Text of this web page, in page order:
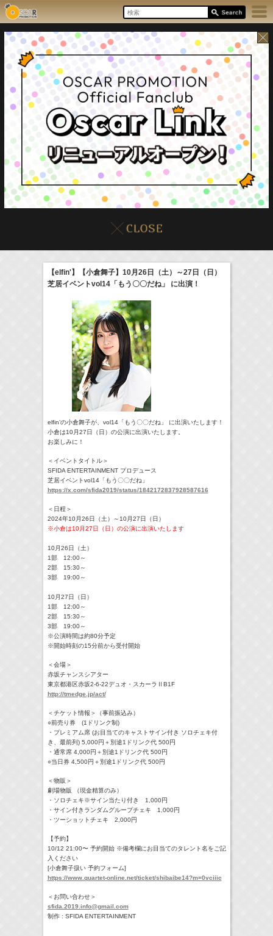
本日の出演情報8/6(Thu) イベント販売情報
> More
【elfin'】【小倉舞子】10月26日（土）～27日（日）
芝居イベントvol14「もう〇〇だね」 に出演！
elfin’の小倉舞子が、vol14「もう〇〇だね」 に出演いたします！
小倉は10月27日（日）の公演に出演いたします。
お楽しみに！
＜イベントタイトル＞
SFIDA ENTERTAINMENT プロデュース
芝居イベントvol14「もう〇〇だね」
https://x.com/sfida2019/status/1842172837928587616
＜日程＞
2024年10月26日（土）～10月27日（日）
※小倉は10月27日（日）の公演に出演いたします
10月26日（土）
1部 12:00～
2部 15:30～
3部 19:00～
10月27日（日）
1部 12:00～
2部 15:30～
3部 19:00～
※公演時間は約80分予定
※開始時刻の15分前から受付開始
＜会場＞
赤坂チャンスシアター
東京都港区赤坂2-6-22デュオ・スカーラⅡB1F
http://tmedge.jp/act/
＜チケット情報＞（事前振込み）
○前売り券 (1ドリンク制)
・プレミアム席 (お目当てのキャストサイン付き ソロチェキ付
き、最前列) 5,000円＋別途1ドリンク代 500円
・通常席 4,000円＋別途1ドリンク代 500円
○当日券 4,500円＋別途1ドリンク代 500円
＜物販＞
劇場物販 （現金精算のみ）
・ソロチェキ※サイン当たり付き 1,000円
・サイン付きランダムグループチェキ 1,000円
・ツーショットチェキ 2,000円
【予約】
10/12 21:00〜 予約開始 ※備考欄にお目当てのタレント名をご記
入ください
[小倉舞子扱い 予約フォーム]
https://www.quartet-online.net/ticket/shibaibe14?m=0vciiic
＜お問い合わせ＞
sfida.2019.info@gmail.com
制作 : SFIDA ENTERTAINMENT